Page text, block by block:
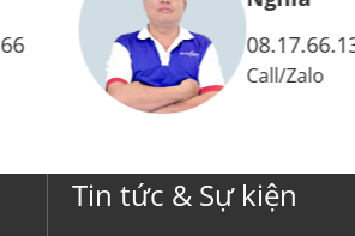
08.17.66.13.66
Call/ Zalo
Tin tức & Sự kiện